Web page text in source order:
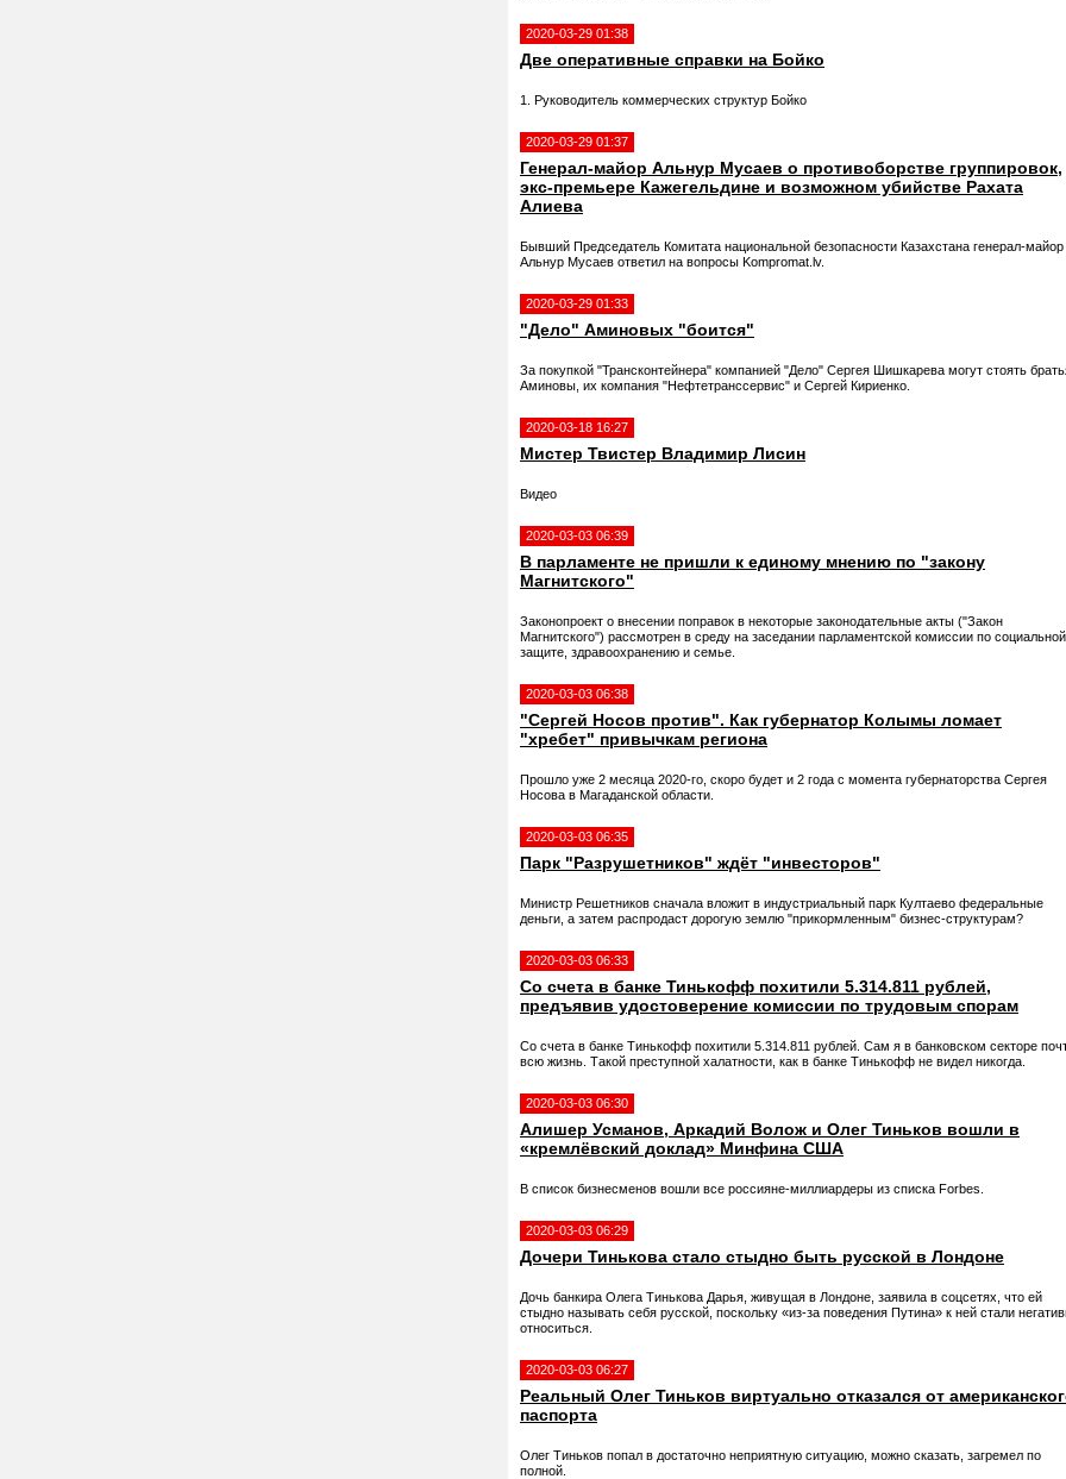
2020-03-29 01:38
Две оперативные справки на Бойко
1. Руководитель коммерческих структур Бойко
2020-03-29 01:37
Генерал-майор Альнур Мусаев о противоборстве группировок,
экс-премьере Кажегельдине и возможном убийстве Рахата
Алиева
Бывший Председатель Комитата национальной безопасности Казахстана генерал-майор
Альнур Мусаев ответил на вопросы Kompromat.lv.
2020-03-29 01:33
"Дело" Аминовых "боится"
За покупкой "Трансконтейнера" компанией "Дело" Сергея Шишкарева могут стоять
Аминовы, их компания "Нефтетранссервис" и Сергей Кириенко.
2020-03-18 16:27
Мистер Твистер Владимир Лисин
Видео
2020-03-03 06:39
В парламенте не пришли к единому мнению по "закону
Магнитского"
Законопроект о внесении поправок в некоторые законодательные акты ("Закон
Магнитского") рассмотрен в среду на заседании парламентской комиссии по социальной
защите, здравоохранению и семье.
2020-03-03 06:38
"Сергей Носов против". Как губернатор Колымы ломает
"хребет" привычкам региона
Прошло уже 2 месяца 2020-го, скоро будет и 2 года с момента губернаторства Сергея
Носова в Магаданской области.
2020-03-03 06:35
Парк "Разрушетников" ждёт "инвесторов"
Министр Решетников сначала вложит в индустриальный парк Култаево федеральные
деньги, а затем распродаст дорогую землю "прикормленным" бизнес-структурам?
2020-03-03 06:33
Со счета в банке Тинькофф похитили 5.314.811 рублей,
предъявив удостоверение комиссии по трудовым спорам
Со счета в банке Тинькофф похитили 5.314.811 рублей. Сам я в банковском секторе
всю жизнь. Такой преступной халатности, как в банке Тинькофф не видел никогда.
2020-03-03 06:30
Алишер Усманов, Аркадий Волож и Олег Тиньков вошли в
«кремлёвский доклад» Минфина США
В список бизнесменов вошли все россияне-миллиардеры из списка Forbes.
2020-03-03 06:29
Дочери Тинькова стало стыдно быть русской в Лондоне
Дочь банкира Олега Тинькова Дарья, живущая в Лондоне, заявила в соцсетях, что ей
стыдно называть себя русской, поскольку «из-за поведения Путина» к ней стали
относиться.
2020-03-03 06:27
Реальный Олег Тиньков виртуально отказался от
паспорта
Олег Тиньков попал в достаточно неприятную ситуацию, можно сказать, загремел по
полной.